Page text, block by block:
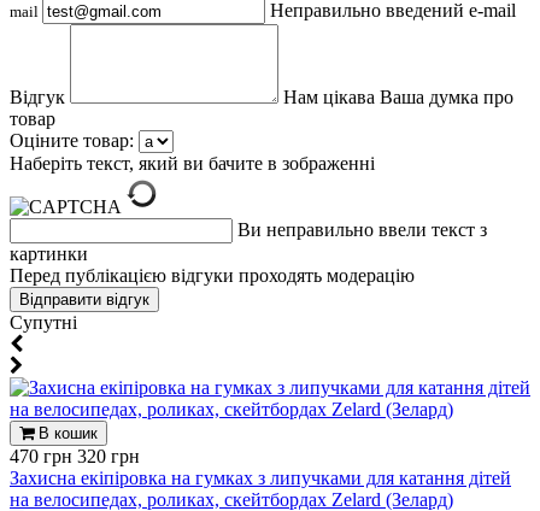
mail Неправильно введений e-mail
Відгук
Нам цікава Ваша думка про
товар
Оціните товар:
Наберіть текст, який ви бачите в зображенні
Ви неправильно ввели текст з
картинки
Перед публікацією відгуки проходять модерацію
Супутні
В кошик
470 грн 320 грн
Захисна екіпіровка на гумках з липучками для катання дітей
на велосипедах, роликах, скейтбордах Zelard (Зелард)